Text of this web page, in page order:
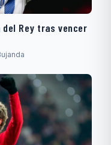
del Rey tras vencer